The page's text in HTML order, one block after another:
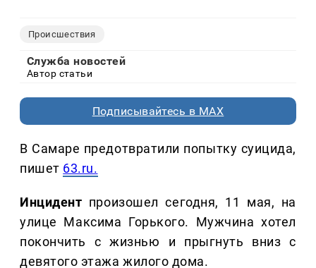
Происшествия
Служба новостей
Автор статьи
Подписывайтесь в MAX
В Самаре предотвратили попытку суицида,
пишет 63.ru.
Инцидент произошел сегодня, 11 мая, на
улице Максима Горького. Мужчина хотел
покончить с жизнью и прыгнуть вниз с
девятого этажа жилого дома.